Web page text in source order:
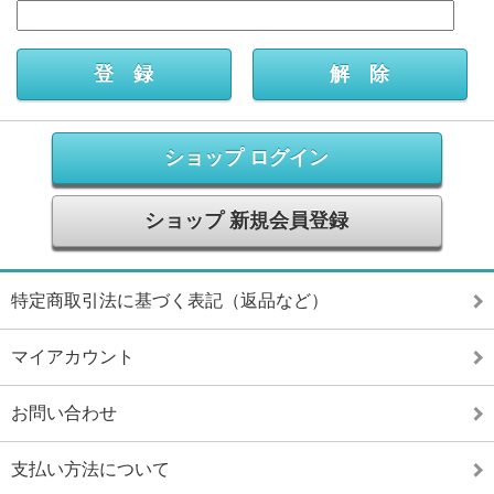
ショップ ログイン
ショップ 新規会員登録
特定商取引法に基づく表記（返品など）
マイアカウント
お問い合わせ
支払い方法について